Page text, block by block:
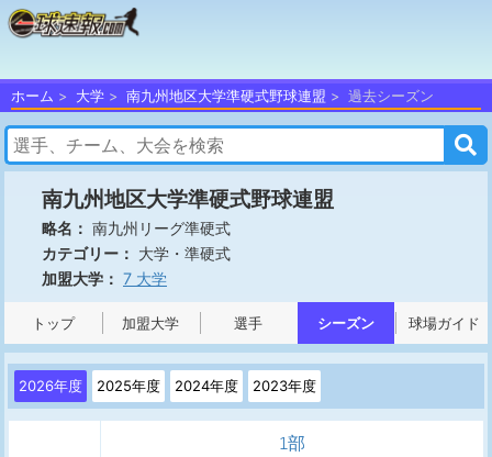
ホーム 大学 南九州地区大学準硬式野球連盟 過去シーズン
南九州地区大学準硬式野球連盟
略名： 南九州リーグ準硬式
カテゴリー： 大学・準硬式
加盟大学： 7 大学
トップ 加盟大学 選手 シーズン 球場ガイド
2026年度 2025年度 2024年度 2023年度
1部